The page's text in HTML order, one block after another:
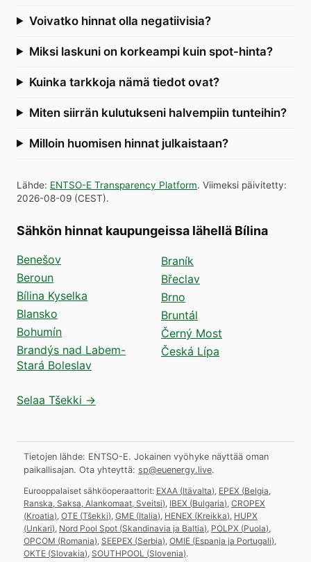
Voivatko hinnat olla negatiivisia?
Miksi laskuni on korkeampi kuin spot-hinta?
Kuinka tarkkoja nämä tiedot ovat?
Miten siirrän kulutukseni halvempiin tunteihin?
Milloin huomisen hinnat julkaistaan?
Lähde: ENTSO-E Transparency Platform. Viimeksi päivitetty:
2026-08-09 (CEST).
Sähkön hinnat kaupungeissa lähellä Bílina
Benešov
Beroun
Bílina Kyselka
Blansko
Bohumín
Brandýs nad Labem-
Stará Boleslav
Braník
Břeclav
Brno
Bruntál
Černý Most
Česká Lípa
Selaa Tšekki →
Tietojen lähde: ENTSO-E. Jokainen vyöhyke näyttää oman
paikallisajan. Ota yhteyttä: sp@euenergy.live.
Eurooppalaiset sähköoperaattorit: EXAA (Itävalta) EPEX (Belgia,
Ranska, Saksa, Alankomaat, Sveitsi) IBEX (Bulgaria) CROPEX
(Kroatia) OTE (Tšekki) GME (Italia) HENEX (Kreikka) HUPX
(Unkari) Nord Pool Spot (Skandinavia ja Baltia) POLPX (Puola)
OPCOM (Romania) SEEPEX (Serbia) OMIE (Espanja ja Portugali)
OKTE (Slovakia) SOUTHPOOL (Slovenia).